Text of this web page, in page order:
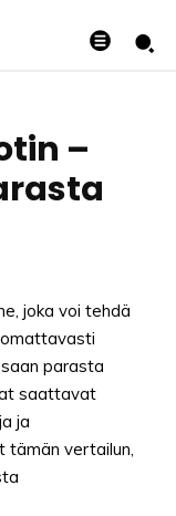
–
joka voi tehdä
parasta
saattavat
ja
tämän vertailun,